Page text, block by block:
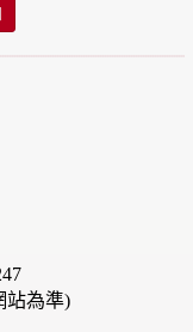
站為準)